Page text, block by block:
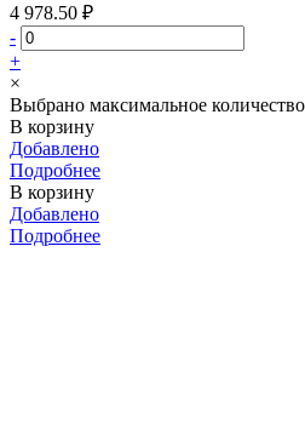
4 978.50 ₽
-
+
×
Выбрано максимальное
В корзину
Добавлено
Подробнее
В корзину
Добавлено
Подробнее